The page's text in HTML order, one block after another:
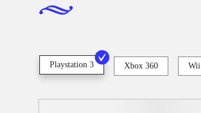
Playstation 3 Xbox 360 Wii